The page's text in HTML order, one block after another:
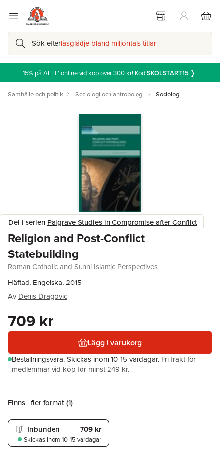
Sök efterläsglädje bland miljontals titlar
15% på ALLT* online vid köp över 300 kr! KodSKOLSTART15 ❯
Samhälle och politik Sociologi och antropologi Sociologi
Del i serien Palgrave Studies in Compromise after Conflict
Religion and Post-Conflict
Statebuilding
Roman Catholic and Sunni Islamic Perspectives
Häftad, Engelska, 2015
Av Denis Dragovic
709 kr
Lägg i varukorg
Beställningsvara.Skickas inom 10-15 vardagar. Fri frakt för
medlemmar vid köp för minst 249 kr.
Finns i fler format (1)
Inbunden 709 kr
Skickas inom 10-15 vardagar